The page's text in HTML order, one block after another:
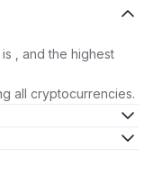
, and the highest
all cryptocurrencies.